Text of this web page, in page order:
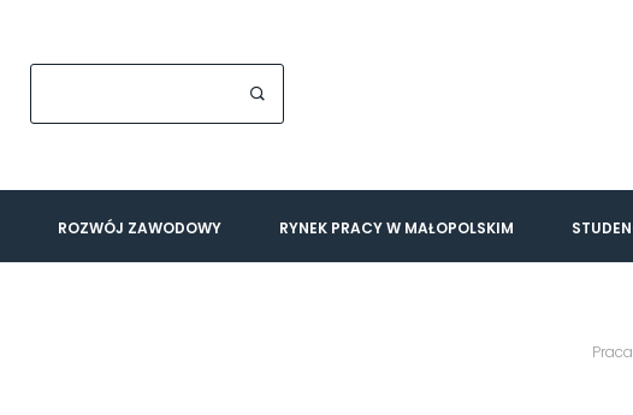
ROZWÓJ ZAWODOWY RYNEK PRACY W MAŁOPOLSKIM